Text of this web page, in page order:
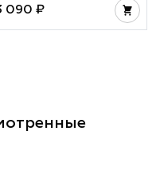
090 ₽